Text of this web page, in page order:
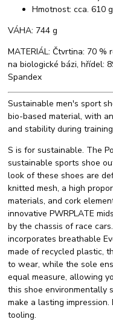
Hmotnost: cca. 610
VÁHA: 744 g
MATERIÁL: Čtvrtina: 70
na biologické bázi, hřídel:
Spandex
Sustainable men's sport
bio-based material, with
and stability during
S is for sustainable. The
sustainable sports shoe
look of these shoes are
knitted mesh, a high
materials, and cork
innovative PWRPLATE
by the chassis of race
incorporates breathable
made of recycled plastic,
to wear, while the sole
equal measure, allowing
this shoe environmentally
make a lasting impression.
tooling.